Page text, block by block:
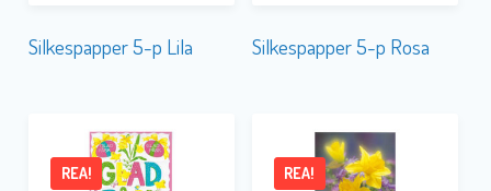
Silkespapper 5-p Lila Silkespapper 5-p Rosa
REA! REA!